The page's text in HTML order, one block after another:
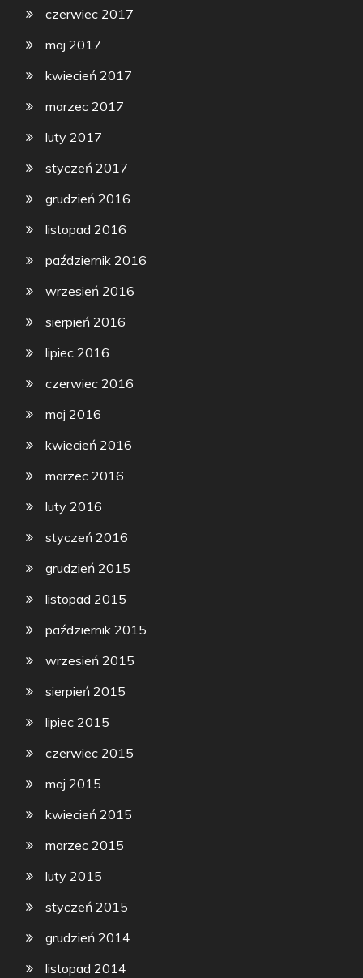
czerwiec 2017
maj 2017
kwiecień 2017
marzec 2017
luty 2017
styczeń 2017
grudzień 2016
listopad 2016
październik 2016
wrzesień 2016
sierpień 2016
lipiec 2016
czerwiec 2016
maj 2016
kwiecień 2016
marzec 2016
luty 2016
styczeń 2016
grudzień 2015
listopad 2015
październik 2015
wrzesień 2015
sierpień 2015
lipiec 2015
czerwiec 2015
maj 2015
kwiecień 2015
marzec 2015
luty 2015
styczeń 2015
grudzień 2014
listopad 2014